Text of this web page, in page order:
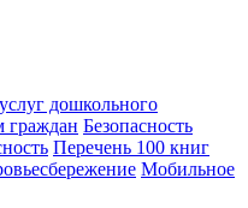
дошкольного
граждан Безопасность
Перечень 100 книг
Мобильное